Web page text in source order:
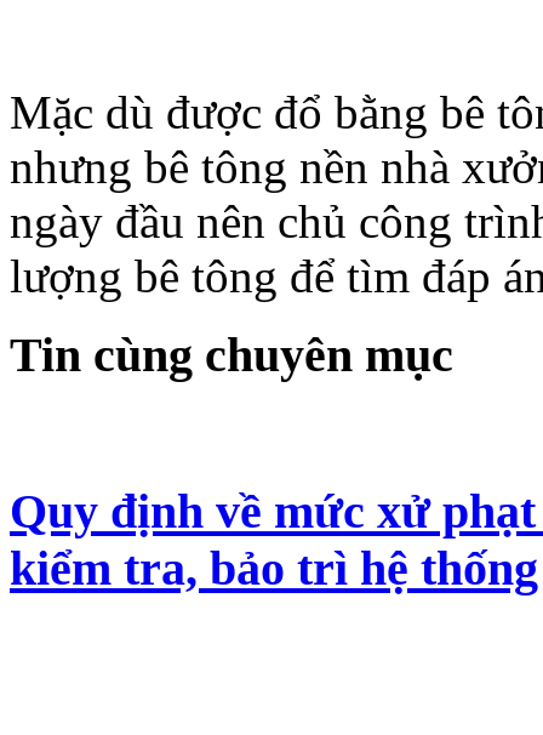
Mặc dù được đổ bằng bê
nhưng bê tông nền nhà
ngày đầu nên chủ công
lượng bê tông để tìm đáp
Tin cùng chuyên mục
Quy định về mức xử
kiểm tra, bảo trì hệ thống